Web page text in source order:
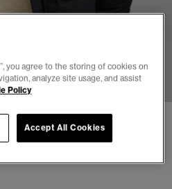
3 4 5
Capucha Everest
you agree to the storing of cookies on
analyze site usage, and assist
Policy
Accept All Cookies